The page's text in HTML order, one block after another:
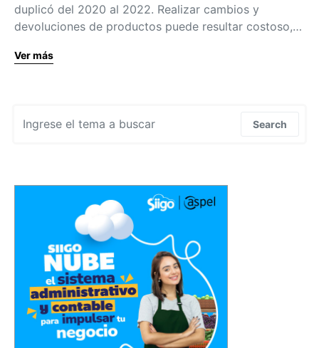
duplicó del 2020 al 2022. Realizar cambios y
devoluciones de productos puede resultar costoso,…
Ver más
Search